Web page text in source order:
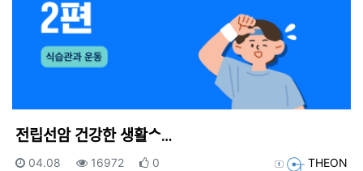
전립선암 건강한 생활ᄉ…
등록자THEON
등록일
04.08 조회
16972 추천
0